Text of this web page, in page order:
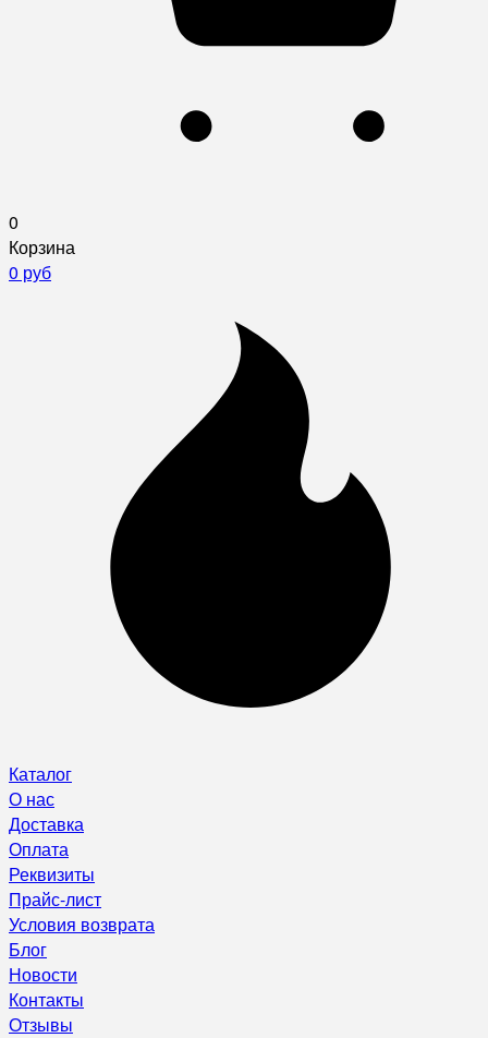
0
Корзина
0 руб
Каталог
О нас
Доставка
Оплата
Реквизиты
Прайс-лист
Условия возврата
Блог
Новости
Контакты
Отзывы